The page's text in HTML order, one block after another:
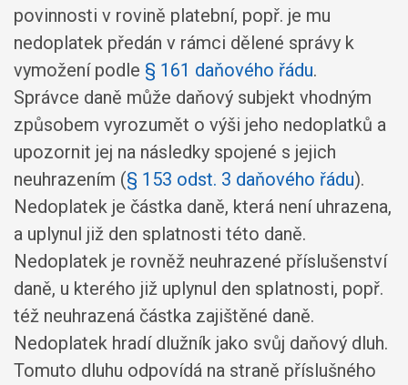
povinnosti v rovině platební, popř. je mu
nedoplatek předán v rámci dělené správy k
vymožení podle § 161 daňového řádu.
Správce daně může daňový subjekt vhodným
způsobem vyrozumět o výši jeho nedoplatků a
upozornit jej na následky spojené s jejich
neuhrazením (§ 153 odst. 3 daňového řádu).
Nedoplatek je částka daně, která není uhrazena,
a uplynul již den splatnosti této daně.
Nedoplatek je rovněž neuhrazené příslušenství
daně, u kterého již uplynul den splatnosti, popř.
též neuhrazená částka zajištěné daně.
Nedoplatek hradí dlužník jako svůj daňový dluh.
Tomuto dluhu odpovídá na straně příslušného